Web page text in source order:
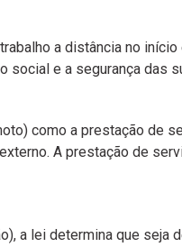
a distância no
social e a segurança das
como a prestação de
A prestação de
a lei determina que